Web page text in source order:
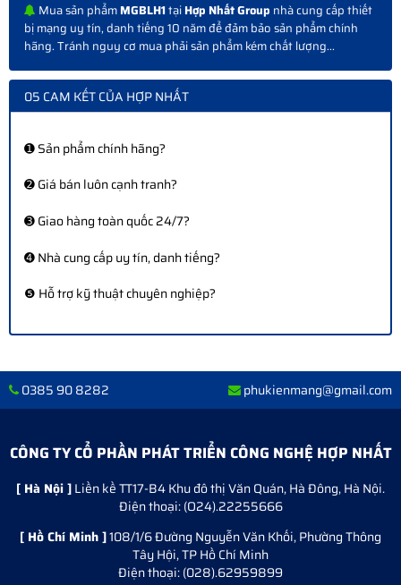
Mua sản phẩmMGBLH1tạiHợp Nhất Group nhà cung cấp thiết
bị mạng uy tín, danh tiếng 10 năm để đảm bảo sản phẩm chính
hãng. Tránh nguy cơ mua phải sản phẩm kém chất lượng...
05 CAM KẾT CỦA HỢP NHẤT
➊ Sản phẩm chính hãng?
➋ Giá bán luôn cạnh tranh?
➌ Giao hàng toàn quốc 24/7?
➍ Nhà cung cấp uy tín, danh tiếng?
❺ Hỗ trợ kỹ thuật chuyên nghiệp?
0385 90 8282 phukienmang@gmail.com
CÔNG TY CỔ PHẦN PHÁT TRIỂN CÔNG NGHỆ HỢP NHẤT
[ Hà Nội ]Liền kề TT17-B4 Khu đô thị Văn Quán, Hà Đông, Hà Nội.
Điện thoại: (O24).22255666
[ Hồ Chí Minh ]108/1/6 Đường Nguyễn Văn Khối, Phường Thông
Tây Hội, TP Hồ Chí Minh
Điện thoại: (028).62959899